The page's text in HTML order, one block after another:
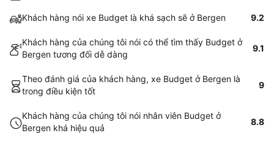
Khách hàng nói xe Budget là khá sạch sẽ ở Bergen 9.2
Khách hàng của chúng tôi nói có thể tìm thấy Budget ở
Bergen tương đối dễ dàng
9.1
Theo đánh giá của khách hàng, xe Budget ở Bergen là
trong điều kiện tốt
9
Khách hàng của chúng tôi nói nhân viên Budget ở
Bergen khá hiệu quả
8.8